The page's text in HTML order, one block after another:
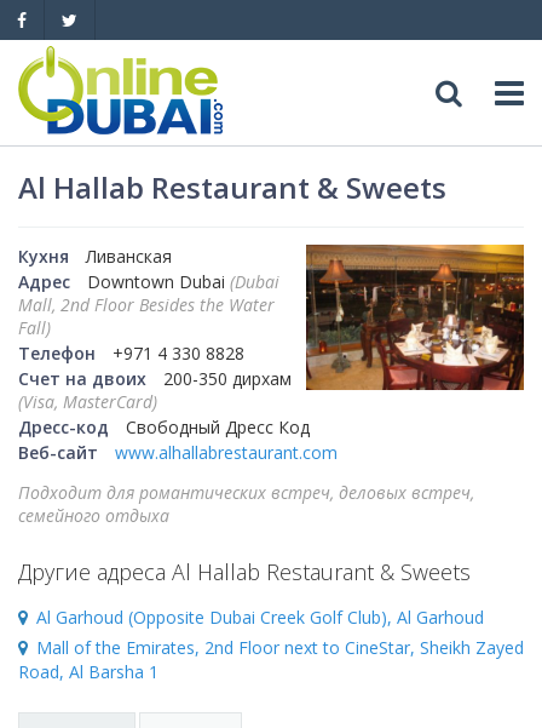
Досуг
Рестораны
Бары
Ночные клубы
Пляжные клубы
Обзоры
Медицина
Образование
Магазины
Спорт и фитнес
Школы танцев
События
Автомобили
Продажа
Аренда
Школы вождения
Яхты
Продажа
Услуги
Финансы
Бизнес услуги
Услуги для офиса
Недвижимость
Продают
Сдают на длительный срок
Al Hallab Restaurant & Sweets
Кухня
Ливанская
Адрес
Downtown Dubai (Dubai
Mall, 2nd Floor Besides the Water
Fall)
Телефон
+971 4 330 8828
Счет на двоих
200-350 дирхам
(Visa, MasterCard)
Дресс-код
Свободный Дресс Код
Веб-сайт
www.alhallabrestaurant.com
Подходит для романтических встреч, деловых встреч,
семейного отдыха
Другие адреса Al Hallab Restaurant & Sweets
Al Garhoud (Opposite Dubai Creek Golf Club), Al Garhoud
Mall of the Emirates, 2nd Floor next to CineStar, Sheikh Zayed
Road, Al Barsha 1